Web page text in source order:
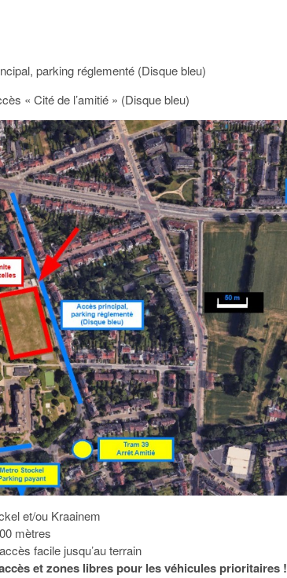
parking réglementé (Disque bleu)
« Cité de l’amitié » (Disque bleu)
et/ou Kraainem
mètres
facile jusqu’au terrain
et zones libres pour les véhicules prioritaires !